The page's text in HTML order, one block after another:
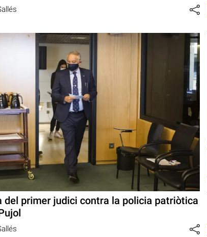
del primer judici contra la policia patriòtica